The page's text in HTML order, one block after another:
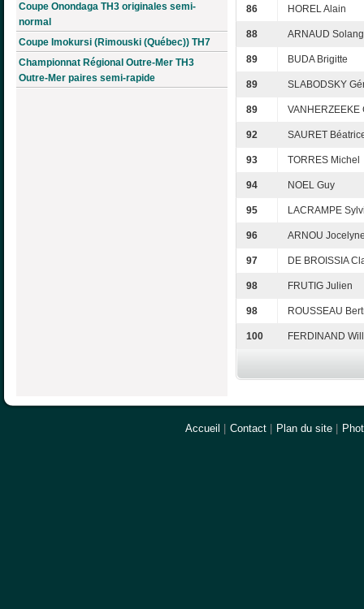
Coupe Onondaga TH3 originales semi-
normal
Coupe Imokursi (Rimouski (Québec)) TH7
Championnat Régional Outre-Mer TH3
Outre-Mer paires semi-rapide
86 HOREL Alain
88 ARNAUD
89 BUDA Brigitte
89 SLABODSKY
89 VANHERZEEKE
92 SAURET
93 TORRES Michel
94 NOEL Guy
95 LACRAMPE
96 ARNOU
97 DE BROISSIA
98 FRUTIG Julien
98 ROUSSEAU
100 FERDINAND
Accueil Contact Plan du site